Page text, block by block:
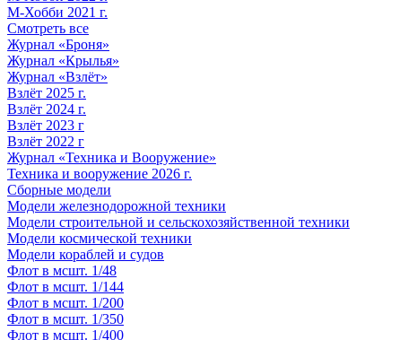
М-Хобби 2021 г.
Смотреть все
Журнал «Броня»
Журнал «Крылья»
Журнал «Взлёт»
Взлёт 2025 г.
Взлёт 2024 г.
Взлёт 2023 г
Взлёт 2022 г
Журнал «Техника и Вооружение»
Техника и вооружение 2026 г.
Сборные модели
Модели железнодорожной техники
Модели строительной и сельскохозяйственной техники
Модели космической техники
Модели кораблей и судов
Флот в мсшт. 1/48
Флот в мсшт. 1/144
Флот в мсшт. 1/200
Флот в мсшт. 1/350
Флот в мсшт. 1/400